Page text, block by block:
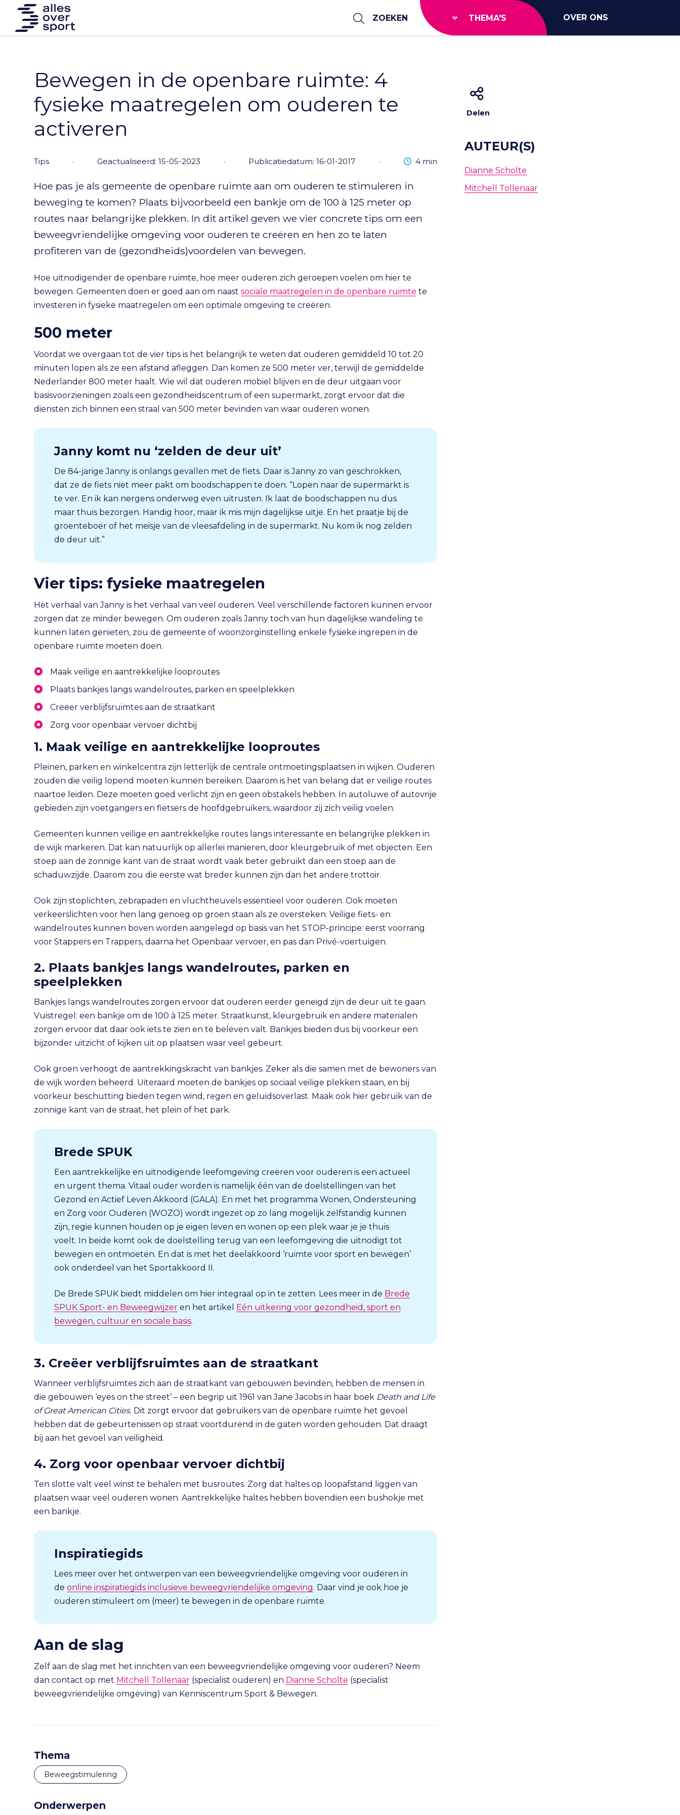
ZOEKEN THEMA'S OVER ONS
Bewegen in de openbare ruimte: 4
fysieke maatregelen om ouderen te
activeren
tips · Geactualiseerd: 15-05-2023 · Publicatiedatum: 16-01-2017 · Leestijd
4 min
Hoe pas je als gemeente de openbare ruimte aan om ouderen te stimuleren in
beweging te komen? Plaats bijvoorbeeld een bankje om de 100 à 125 meter op
routes naar belangrijke plekken. In dit artikel geven we vier concrete tips om een
beweegvriendelijke omgeving voor ouderen te creëren en hen zo te laten
profiteren van de (gezondheids)voordelen van bewegen.
Hoe uitnodigender de openbare ruimte, hoe meer ouderen zich geroepen voelen om hier te
bewegen. Gemeenten doen er goed aan om naast sociale maatregelen in de openbare ruimte te
investeren in fysieke maatregelen om een optimale omgeving te creëren.
500 meter
Voordat we overgaan tot de vier tips is het belangrijk te weten dat ouderen gemiddeld 10 tot 20
minuten lopen als ze een afstand afleggen. Dan komen ze 500 meter ver, terwijl de gemiddelde
Nederlander 800 meter haalt. Wie wil dat ouderen mobiel blijven en de deur uitgaan voor
basisvoorzieningen zoals een gezondheidscentrum of een supermarkt, zorgt ervoor dat die
diensten zich binnen een straal van 500 meter bevinden van waar ouderen wonen.
Janny komt nu ‘zelden de deur uit’
De 84-jarige Janny is onlangs gevallen met de fiets. Daar is Janny zo van geschrokken,
dat ze de fiets niet meer pakt om boodschappen te doen. “Lopen naar de supermarkt is
te ver. En ik kan nergens onderweg even uitrusten. Ik laat de boodschappen nu dus
maar thuis bezorgen. Handig hoor, maar ik mis mijn dagelijkse uitje. En het praatje bij de
groenteboer of het meisje van de vleesafdeling in de supermarkt. Nu kom ik nog zelden
de deur uit.”
Vier tips: fysieke maatregelen
Het verhaal van Janny is het verhaal van veel ouderen. Veel verschillende factoren kunnen ervoor
zorgen dat ze minder bewegen. Om ouderen zoals Janny toch van hun dagelijkse wandeling te
kunnen laten genieten, zou de gemeente of woonzorginstelling enkele fysieke ingrepen in de
openbare ruimte moeten doen.
Maak veilige en aantrekkelijke looproutes
Plaats bankjes langs wandelroutes, parken en speelplekken
Creëer verblijfsruimtes aan de straatkant
Zorg voor openbaar vervoer dichtbij
1. Maak veilige en aantrekkelijke looproutes
Pleinen, parken en winkelcentra zijn letterlijk de centrale ontmoetingsplaatsen in wijken. Ouderen
zouden die veilig lopend moeten kunnen bereiken. Daarom is het van belang dat er veilige routes
naartoe leiden. Deze moeten goed verlicht zijn en geen obstakels hebben. In autoluwe of autovrije
gebieden zijn voetgangers en fietsers de hoofdgebruikers, waardoor zij zich veilig voelen.
Gemeenten kunnen veilige en aantrekkelijke routes langs interessante en belangrijke plekken in
de wijk markeren. Dat kan natuurlijk op allerlei manieren, door kleurgebruik of met objecten. Een
stoep aan de zonnige kant van de straat wordt vaak beter gebruikt dan een stoep aan de
schaduwzijde. Daarom zou die eerste wat breder kunnen zijn dan het andere trottoir.
Ook zijn stoplichten, zebrapaden en vluchtheuvels essentieel voor ouderen. Ook moeten
verkeerslichten voor hen lang genoeg op groen staan als ze oversteken. Veilige fiets- en
wandelroutes kunnen boven worden aangelegd op basis van het STOP-principe: eerst voorrang
voor Stappers en Trappers, daarna het Openbaar vervoer, en pas dan Privé-voertuigen.
2. Plaats bankjes langs wandelroutes, parken en
speelplekken
Bankjes langs wandelroutes zorgen ervoor dat ouderen eerder geneigd zijn de deur uit te gaan.
Vuistregel: een bankje om de 100 à 125 meter. Straatkunst, kleurgebruik en andere materialen
zorgen ervoor dat daar ook iets te zien en te beleven valt. Bankjes bieden dus bij voorkeur een
bijzonder uitzicht of kijken uit op plaatsen waar veel gebeurt.
Ook groen verhoogt de aantrekkingskracht van bankjes. Zeker als die samen met de bewoners van
de wijk worden beheerd. Uiteraard moeten de bankjes op sociaal veilige plekken staan, en bij
voorkeur beschutting bieden tegen wind, regen en geluidsoverlast. Maak ook hier gebruik van de
zonnige kant van de straat, het plein of het park.
Brede SPUK
Een aantrekkelijke en uitnodigende leefomgeving creëren voor ouderen is een actueel
en urgent thema. Vitaal ouder worden is namelijk één van de doelstellingen van het
Gezond en Actief Leven Akkoord (GALA). En met het programma Wonen, Ondersteuning
en Zorg voor Ouderen (WOZO) wordt ingezet op zo lang mogelijk zelfstandig kunnen
zijn, regie kunnen houden op je eigen leven en wonen op een plek waar je je thuis
voelt. In beide komt ook de doelstelling terug van een leefomgeving die uitnodigt tot
bewegen en ontmoeten. En dat is met het deelakkoord ‘ruimte voor sport en bewegen’
ook onderdeel van het Sportakkoord II.
De Brede SPUK biedt middelen om hier integraal op in te zetten. Lees meer in de Brede
SPUK Sport- en Beweegwijzer en het artikel Eén uitkering voor gezondheid, sport en
bewegen, cultuur en sociale basis.
3. Creëer verblijfsruimtes aan de straatkant
Wanneer verblijfsruimtes zich aan de straatkant van gebouwen bevinden, hebben de mensen in
die gebouwen ‘eyes on the street’ – een begrip uit 1961 van Jane Jacobs in haar boek Death and Life
of Great American Cities. Dit zorgt ervoor dat gebruikers van de openbare ruimte het gevoel
hebben dat de gebeurtenissen op straat voortdurend in de gaten worden gehouden. Dat draagt
bij aan het gevoel van veiligheid.
4. Zorg voor openbaar vervoer dichtbij
Ten slotte valt veel winst te behalen met busroutes. Zorg dat haltes op loopafstand liggen van
plaatsen waar veel ouderen wonen. Aantrekkelijke haltes hebben bovendien een bushokje met
een bankje.
Inspiratiegids
Lees meer over het ontwerpen van een beweegvriendelijke omgeving voor ouderen in
de online inspiratiegids inclusieve beweegvriendelijke omgeving. Daar vind je ook hoe je
ouderen stimuleert om (meer) te bewegen in de openbare ruimte.
Aan de slag
Zelf aan de slag met het inrichten van een beweegvriendelijke omgeving voor ouderen? Neem
dan contact op met Mitchell Tollenaar (specialist ouderen) en Dianne Scholte (specialist
beweegvriendelijke omgeving) van Kenniscentrum Sport & Bewegen.
Thema
Beweegstimulering
Onderwerpen
Delen
AUTEUR(S)
Dianne Scholte
Mitchell Tollenaar